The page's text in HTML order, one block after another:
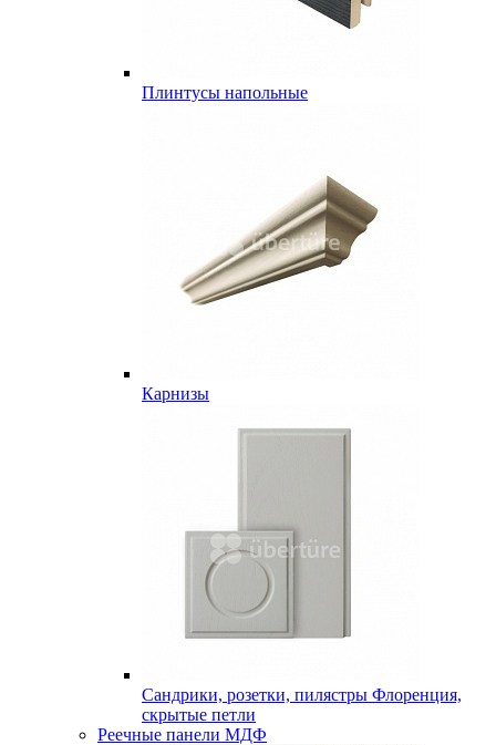
Плинтусы напольные
Карнизы
Сандрики, розетки, пилястры Флоренция,
скрытые петли
Реечные панели МДФ